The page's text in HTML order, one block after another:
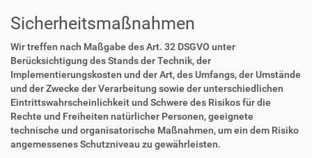
Sicherheitsmaßnahmen
Wir treffen nach Maßgabe des Art. 32 DSGVO unter
Berücksichtigung des Stands der Technik, der
Implementierungskosten und der Art, des Umfangs, der Umstände
und der Zwecke der Verarbeitung sowie der unterschiedlichen
Eintrittswahrscheinlichkeit und Schwere des Risikos für die
Rechte und Freiheiten natürlicher Personen, geeignete
technische und organisatorische Maßnahmen, um ein dem Risiko
angemessenes Schutzniveau zu gewährleisten.